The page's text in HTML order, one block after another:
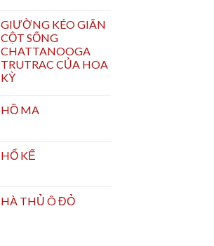
GIƯỜNG KÉO GIÃN
CỘT SỐNG
CHATTANOOGA
TRUTRAC CỦA HOA
KỲ
HỒ MA
HỔ KẾ
HÀ THỦ Ô ĐỎ